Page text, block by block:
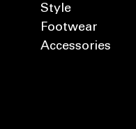
Style
Footwear
Accessories